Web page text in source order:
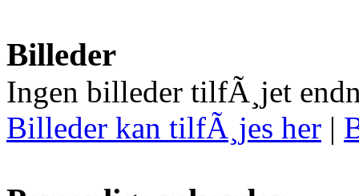
Billeder
Ingen billeder tilfÃ¸jet
Billeder kan tilfÃ¸jes her |